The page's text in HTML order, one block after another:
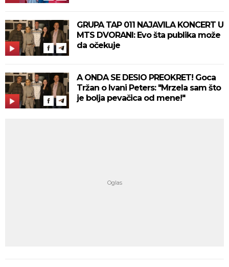
GRUPA TAP 011 NAJAVILA KONCERT U
MTS DVORANI: Evo šta publika može
da očekuje
A ONDA SE DESIO PREOKRET! Goca
Tržan o Ivani Peters: "Mrzela sam što
je bolja pevačica od mene!"